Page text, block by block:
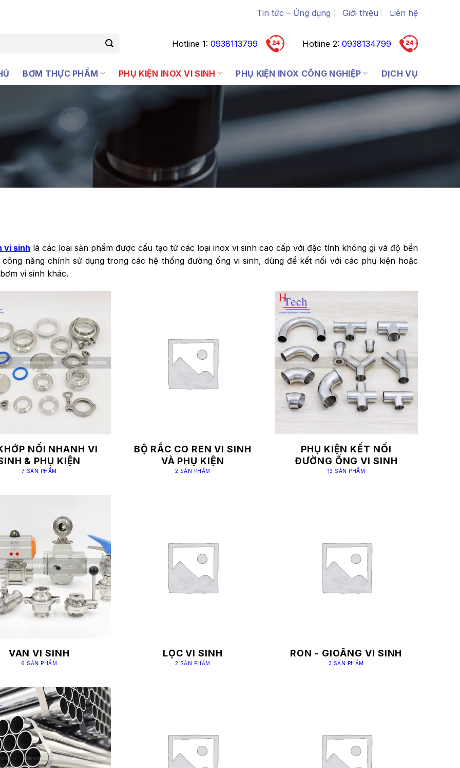
Tin tức – Ứng dụng Giới thiệu Liên hệ
Hotline 1:0938113799 Hotline 2: 0938134799
BƠM THỰC PHẨM PHỤ KIỆN INOX VI SINH PHỤ KIỆN INOX CÔNG NGHIỆP DỊCH VỤ
vi sinh là các loại sản phẩm được cấu tạo từ các loại inox vi sinh cao cấp với đặc tính không gỉ và độ bền
công năng chính sử dụng trong các hệ thống đường ống vi sinh, dùng để kết nối với các phụ kiện hoặc
vi sinh khác.
NỐI NHANH VI
& PHỤ KIỆN
7 SẢN PHẨM
BỘ RẮC CO REN VI SINH
VÀ PHỤ KIỆN
2 SẢN PHẨM
PHỤ KIỆN KẾT NỐI
ĐƯỜNG ỐNG VI SINH
13 SẢN PHẨM
VAN VI SINH
6 SẢN PHẨM
LỌC VI SINH
2 SẢN PHẨM
RON - GIOĂNG VI SINH
3 SẢN PHẨM